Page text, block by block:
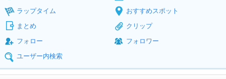
ラップタイム
おすすめスポット
まとめ
クリップ
フォロー
フォロワー
ユーザー内検索